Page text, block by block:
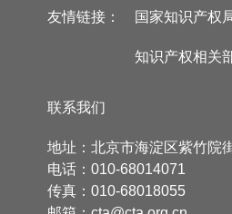
友情链接： 国家知识产权
知识产权相关
联系我们
地址：北京市海淀区紫竹院
电话：010-68014071
传真：010-68018055